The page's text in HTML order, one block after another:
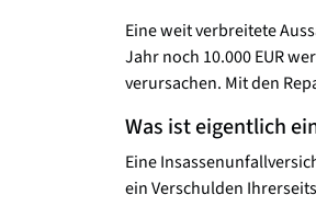
Eine weit verbreitete
Jahr noch 10.000 EUR
verursachen. Mit den
Was ist eigentlich
Eine
ein Verschulden